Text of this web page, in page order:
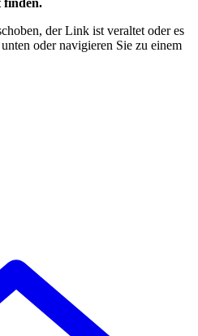
der Link ist veraltet oder es
oder navigieren Sie zu einem